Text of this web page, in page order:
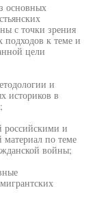
основных
с точки зрения
подходов к теме и
цели
и
историков в
российскими и
материал по теме
войны;